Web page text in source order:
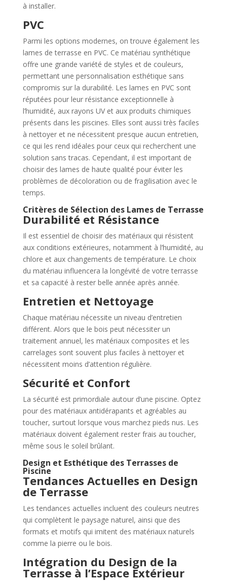
à installer.
PVC
Parmi les options modernes, on trouve également les
lames de terrasse en PVC. Ce matériau synthétique
offre une grande variété de styles et de couleurs,
permettant une personnalisation esthétique sans
compromis sur la durabilité. Les lames en PVC sont
réputées pour leur résistance exceptionnelle à
l’humidité, aux rayons UV et aux produits chimiques
présents dans les piscines. Elles sont aussi très faciles
à nettoyer et ne nécessitent presque aucun entretien,
ce qui les rend idéales pour ceux qui recherchent une
solution sans tracas. Cependant, il est important de
choisir des lames de haute qualité pour éviter les
problèmes de décoloration ou de fragilisation avec le
temps.
Critères de Sélection des Lames de Terrasse
Durabilité et Résistance
Il est essentiel de choisir des matériaux qui résistent
aux conditions extérieures, notamment à l’humidité, au
chlore et aux changements de température. Le choix
du matériau influencera la longévité de votre terrasse
et sa capacité à rester belle année après année.
Entretien et Nettoyage
Chaque matériau nécessite un niveau d’entretien
différent. Alors que le bois peut nécessiter un
traitement annuel, les matériaux composites et les
carrelages sont souvent plus faciles à nettoyer et
nécessitent moins d’attention régulière.
Sécurité et Confort
La sécurité est primordiale autour d’une piscine. Optez
pour des matériaux antidérapants et agréables au
toucher, surtout lorsque vous marchez pieds nus. Les
matériaux doivent également rester frais au toucher,
même sous le soleil brûlant.
Design et Esthétique des Terrasses de
Piscine
Tendances Actuelles en Design
de Terrasse
Les tendances actuelles incluent des couleurs neutres
qui complètent le paysage naturel, ainsi que des
formats et motifs qui imitent des matériaux naturels
comme la pierre ou le bois.
Intégration du Design de la
Terrasse à l’Espace Extérieur